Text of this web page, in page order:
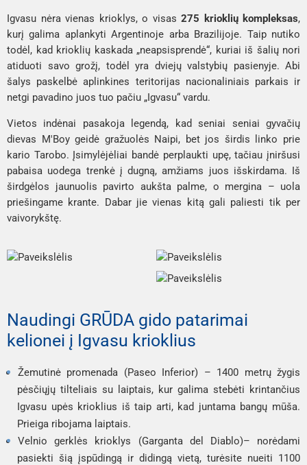
Igvasu nėra vienas krioklys, o visas 275 krioklių kompleksas,
kurį galima aplankyti Argentinoje arba Brazilijoje. Taip nutiko
todėl, kad krioklių kaskada „neapsisprendė“, kuriai iš šalių nori
atiduoti savo grožį, todėl yra dviejų valstybių pasienyje. Abi
šalys paskelbė aplinkines teritorijas nacionaliniais parkais ir
netgi pavadino juos tuo pačiu „Igvasu“ vardu.
Vietos indėnai pasakoja legendą, kad seniai seniai gyvačių
dievas M'Boy geidė gražuolės Naipi, bet jos širdis linko prie
kario Tarobo. Įsimylėjėliai bandė perplaukti upę, tačiau įniršusi
pabaisa uodega trenkė į dugną, amžiams juos išskirdama. Iš
širdgėlos jaunuolis pavirto aukšta palme, o mergina – uola
priešingame krante. Dabar jie vienas kitą gali paliesti tik per
vaivorykštę.
Naudingi GRŪDA gido patarimai
kelionei į Igvasu krioklius
Žemutinė promenada (Paseo Inferior) – 1400 metrų žygis
pėsčiųjų tilteliais su laiptais, kur galima stebėti krintančius
Igvasu upės krioklius iš taip arti, kad juntama bangų mūša.
Prieiga ribojama laiptais.
Velnio gerklės krioklys (Garganta del Diablo)– norėdami
pasiekti šią įspūdingą ir didingą vietą, turėsite nueiti 1100